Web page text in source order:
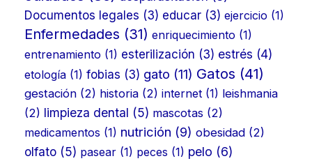
Documentos legales (3) educar (3) ejercicio (1)
Enfermedades (31) enriquecimiento (1)
entrenamiento (1) esterilización (3) estrés (4)
etología (1) fobias (3) gato (11) Gatos (41)
gestación (2) historia (2) internet (1) leishmania
(2) limpieza dental (5) mascotas (2)
medicamentos (1) nutrición (9) obesidad (2)
olfato (5) pasear (1) peces (1) pelo (6)